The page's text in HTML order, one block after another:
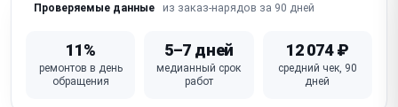
Не работает видеопередача (FPV / app link — потеря
Неисправен полётный контроллер / основная плата
Проверяемые данные из заказ-нарядов за 90 дней
11%
ремонтов в день
обращения
5–7 дней
медианный срок
работ
12 074 ₽
средний чек, 90
дней